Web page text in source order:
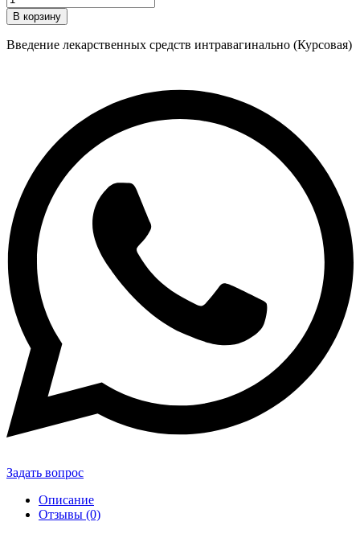
В корзину
Введение лекарственных средств интравагинально (Курсовая)
Задать вопрос
Описание
Отзывы (0)